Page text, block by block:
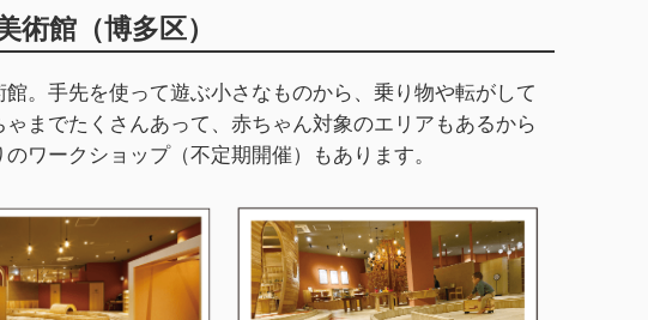
術館（博多区）
。手先を使って遊ぶ小さなものから、乗り物や転がして
までたくさんあって、赤ちゃん対象のエリアもあるから
ワークショップ（不定期開催）もあります。